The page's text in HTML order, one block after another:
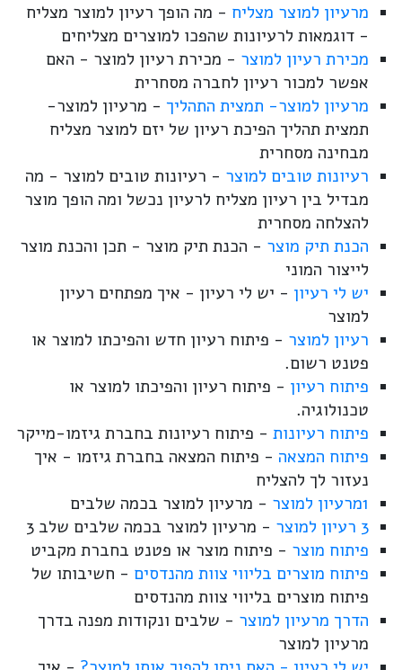
מרעיון למוצר מצליח - מה הופך רעיון למוצר מצליח
- דוגמאות לרעיונות שהפכו למוצרים מצליחים
מכירת רעיון למוצר - מכירת רעיון למוצר - האם
אפשר למכור רעיון לחברה מסחרית
מרעיון למוצר- תמצית התהליך - מרעיון למוצר-
תמצית תהליך הפיכת רעיון של יזם למוצר מצליח
מבחינה מסחרית
רעיונות טובים למוצר - רעיונות טובים למוצר - מה
מבדיל בין רעיון מצליח לרעיון נכשל ומה הופך מוצר
להצלחה מסחרית
הכנת תיק מוצר - הכנת תיק מוצר - תכן והכנת מוצר
לייצור המוני
יש לי רעיון - יש לי רעיון - איך מפתחים רעיון
למוצר
רעיון למוצר - פיתוח רעיון חדש והפיכתו למוצר או
פטנט רשום.
פיתוח רעיון - פיתוח רעיון והפיכתו למוצר או
טכנולוגיה.
פיתוח רעיונות - פיתוח רעיונות בחברת גיזמו-מייקר
פיתוח המצאה - פיתוח המצאה בחברת גיזמו - איך
נעזור לך להצליח
1מרעיון למוצר
- מרעיון למוצר בכמה שלבים
3 רעיון למוצר
- מרעיון למוצר בכמה שלבים שלב 3
פיתוח מוצר - פיתוח מוצר או פטנט בחברת מקביט
פיתוח מוצרים בליווי צוות מהנדסים - חשיבותו של
פיתוח מוצרים בליווי צוות מהנדסים
הדרך מרעיון למוצר - שלבים ונקודות מפנה בדרך
מרעיון למוצר